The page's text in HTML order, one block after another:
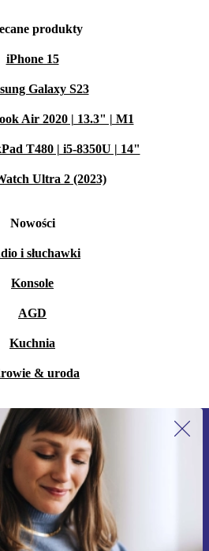
produkty
iPhone 15
Galaxy S23
Air 2020 | 13.3" | M1
T480 | i5-8350U | 14"
Ultra 2 (2023)
Nowości
i słuchawki
Konsole
AGD
Kuchnia
& uroda
na nasz newsletter!
żadnej oferty.